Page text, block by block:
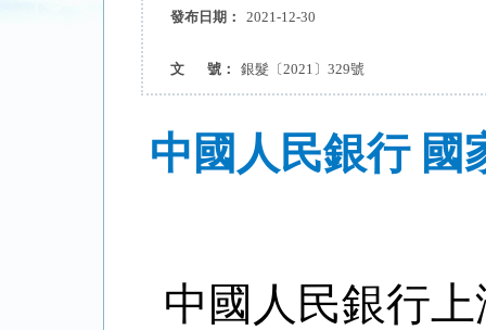
發布日期：
2021-12-30
文 號： 銀髮〔2021〕329號
中國人民銀行 國
中國人民銀行